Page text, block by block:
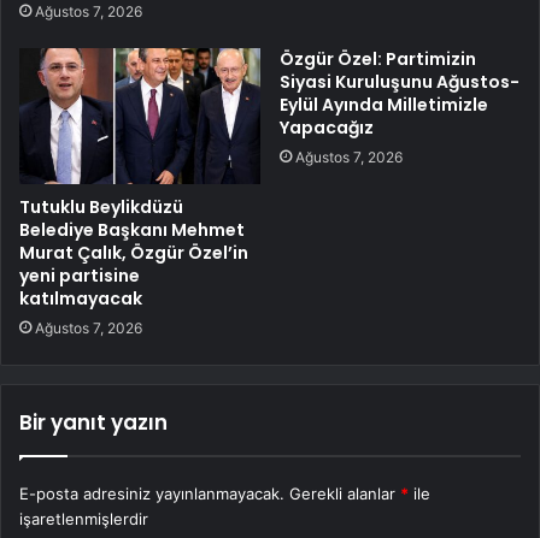
Ağustos 7, 2026
Tutuklu Beylikdüzü
Belediye Başkanı Mehmet
Murat Çalık, Özgür Özel’in
yeni partisine
katılmayacak
Ağustos 7, 2026
Özgür Özel: Partimizin
Siyasi Kuruluşunu Ağustos-
Eylül Ayında Milletimizle
Yapacağız
Ağustos 7, 2026
Bir yanıt yazın
E-posta adresiniz yayınlanmayacak. Gerekli alanlar * ile
işaretlenmişlerdir